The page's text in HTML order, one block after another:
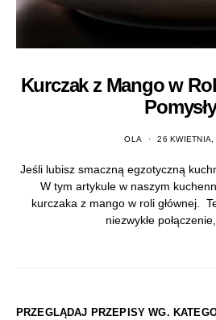
Kurczak z Mango w
Pomysły
OLA 26 KWIETNIA,
Jeśli lubisz smaczną egzotyczną
W tym artykule w naszym
kurczaka z mango w roli głównej.
niezwykłe
PRZEGLĄDAJ PRZEPISY WG.